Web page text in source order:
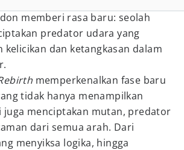
memberi rasa baru: seolah
predator udara yang
kelicikan dan ketangkasan dalam
memperkenalkan fase baru
tidak hanya menampilkan
juga menciptakan mutan, predator
dari semua arah. Dari
menyiksa logika, hingga